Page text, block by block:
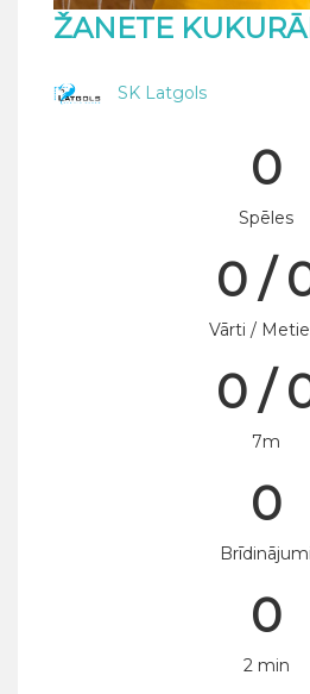
ŽANETE
SK Latgols
0
Spēles
0 /
Vārti /
0 /
7m
0
Brīdinājumi
0
2 min